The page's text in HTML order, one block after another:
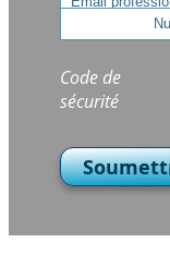
Code de
sécurité